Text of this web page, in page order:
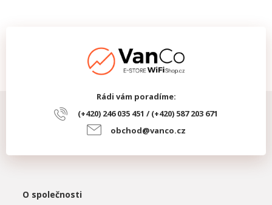
Rádi vám poradíme:
(+420) 246 035 451 / (+420) 587 203 671
obchod@vanco.cz
O společnosti